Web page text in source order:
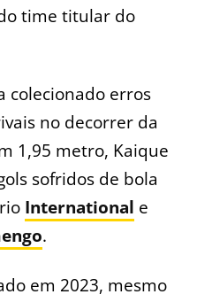
time titular do
colecionado erros
no decorrer da
1,95 metro, Kaique
sofridos de bola
International e
.
em 2023, mesmo